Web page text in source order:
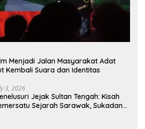
Menjadi Jalan Masyarakat Adat
Kembali Suara dan Identitas
3, 2026
Jejak Sultan Tengah: Kisah
Sejarah Sarawak, Sukadana,